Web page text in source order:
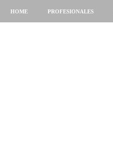
HOME PROFESIONALES